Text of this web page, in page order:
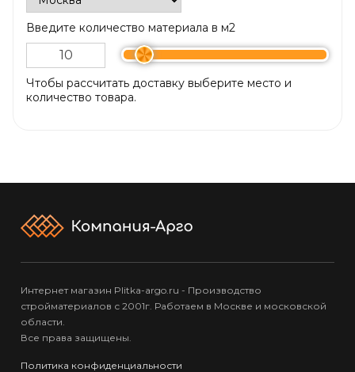
Введите количество материала в м2
Чтобы рассчитать доставку выберите место и
количество товара.
Интернет магазин Plitka-argo.ru - Производство
стройматериалов с 2001г. Работаем в Москве и московской
области.
Все права защищены.
Политика конфиденциальности